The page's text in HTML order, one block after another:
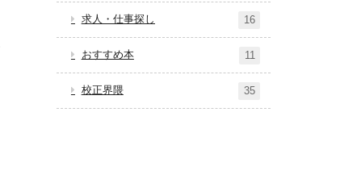
求人・仕事探し 16
おすすめ本 11
校正界隈 35